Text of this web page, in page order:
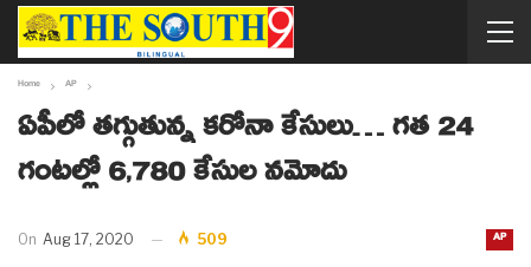
Home AP
ఏపీలో తగ్గుతున్న కరోనా కేసులు… గత 24
గంటల్లో 6,780 కేసుల నమోదు
AP
On Aug 17, 2020 509